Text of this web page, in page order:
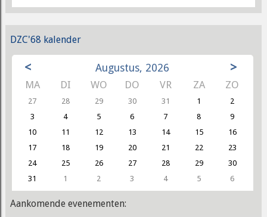
DZC'68 kalender
< Augustus, 2026 >
MA DI WO DO VR ZA ZO
27 28 29 30 31 1
2
3
4 5 6 7 8
9
10
11 12 13 14 15
16
17
18 19 20 21 22
23
24
25 26 27 28 29
30
31
1 2 3 4 5 6
Aankomende evenementen: